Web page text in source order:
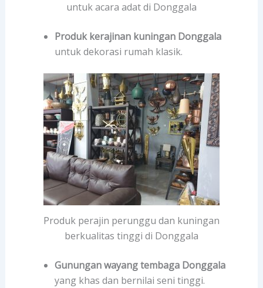
untuk acara adat di Donggala
Produk kerajinan kuningan Donggala
untuk dekorasi rumah klasik.
Produk perajin perunggu dan kuningan
berkualitas tinggi di Donggala
Gunungan wayang tembaga Donggala
yang khas dan bernilai seni tinggi.